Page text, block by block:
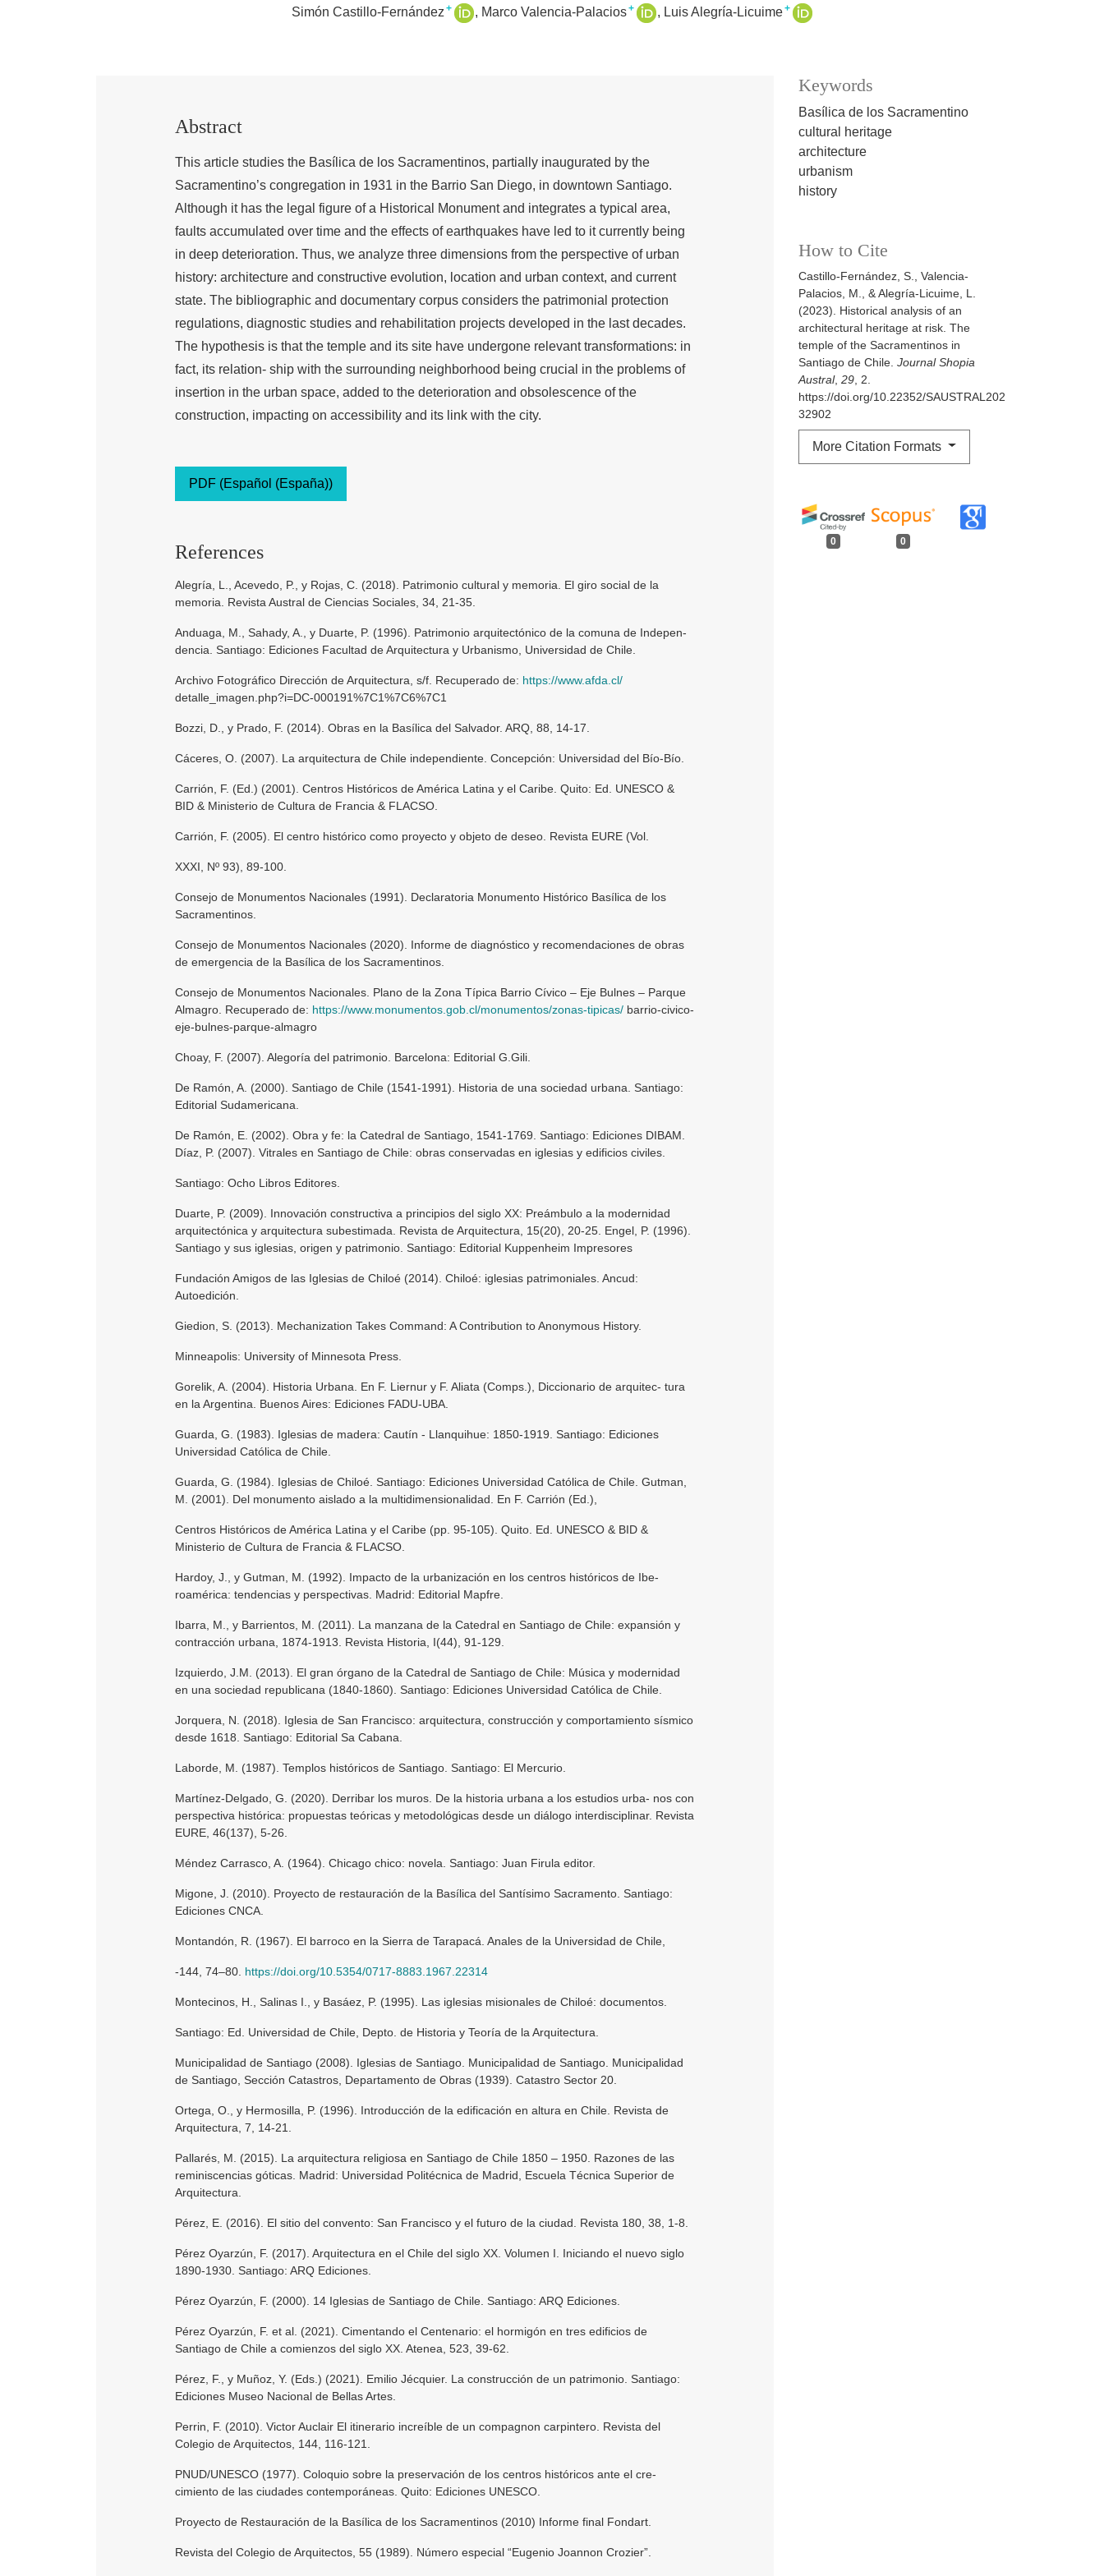
Simón Castillo-Fernández + Marco Valencia-Palacios+ Luis Alegría-Licuime+
Keywords
Basílica de los Sacramentino
cultural heritage
architecture
urbanism
history
How to Cite
Castillo-Fernández, S., Valencia-
Palacios, M., & Alegría-Licuime, L.
(2023). Historical analysis of an
architectural heritage at risk. The
temple of the Sacramentinos in
Santiago de Chile. Journal Shopia
Austral, 29 , 2.
https://doi.org/10.22352/SAUSTRAL202
32902
More Citation Formats
0 0
Abstract
This article studies the Basílica de los Sacramentinos, partially inaugurated by the
Sacramentino’s congregation in 1931 in the Barrio San Diego, in downtown Santiago.
Although it has the legal figure of a Historical Monument and integrates a typical area,
faults accumulated over time and the effects of earthquakes have led to it currently being
in deep deterioration. Thus, we analyze three dimensions from the perspective of urban
history: architecture and constructive evolution, location and urban context, and current
state. The bibliographic and documentary corpus considers the patrimonial protection
regulations, diagnostic studies and rehabilitation projects developed in the last decades.
The hypothesis is that the temple and its site have undergone relevant transformations: in
fact, its relation- ship with the surrounding neighborhood being crucial in the problems of
insertion in the urban space, added to the deterioration and obsolescence of the
construction, impacting on accessibility and its link with the city.
PDF (Español (España))
References
Alegría, L., Acevedo, P., y Rojas, C. (2018). Patrimonio cultural y memoria. El giro social de la
memoria. Revista Austral de Ciencias Sociales, 34, 21-35.
Anduaga, M., Sahady, A., y Duarte, P. (1996). Patrimonio arquitectónico de la comuna de Indepen-
dencia. Santiago: Ediciones Facultad de Arquitectura y Urbanismo, Universidad de Chile.
Archivo Fotográfico Dirección de Arquitectura, s/f. Recuperado de: https://www.afda.cl/
detalle_imagen.php?i=DC-000191%7C1%7C6%7C1
Bozzi, D., y Prado, F. (2014). Obras en la Basílica del Salvador. ARQ, 88, 14-17.
Cáceres, O. (2007). La arquitectura de Chile independiente. Concepción: Universidad del Bío-Bío.
Carrión, F. (Ed.) (2001). Centros Históricos de América Latina y el Caribe. Quito: Ed. UNESCO &
BID & Ministerio de Cultura de Francia & FLACSO.
Carrión, F. (2005). El centro histórico como proyecto y objeto de deseo. Revista EURE (Vol.
XXXI, Nº 93), 89-100.
Consejo de Monumentos Nacionales (1991). Declaratoria Monumento Histórico Basílica de los
Sacramentinos.
Consejo de Monumentos Nacionales (2020). Informe de diagnóstico y recomendaciones de obras
de emergencia de la Basílica de los Sacramentinos.
Consejo de Monumentos Nacionales. Plano de la Zona Típica Barrio Cívico – Eje Bulnes – Parque
Almagro. Recuperado de: https://www.monumentos.gob.cl/monumentos/zonas-tipicas/ barrio-civico-
eje-bulnes-parque-almagro
Choay, F. (2007). Alegoría del patrimonio. Barcelona: Editorial G.Gili.
De Ramón, A. (2000). Santiago de Chile (1541-1991). Historia de una sociedad urbana. Santiago:
Editorial Sudamericana.
De Ramón, E. (2002). Obra y fe: la Catedral de Santiago, 1541-1769. Santiago: Ediciones DIBAM.
Díaz, P. (2007). Vitrales en Santiago de Chile: obras conservadas en iglesias y edificios civiles.
Santiago: Ocho Libros Editores.
Duarte, P. (2009). Innovación constructiva a principios del siglo XX: Preámbulo a la modernidad
arquitectónica y arquitectura subestimada. Revista de Arquitectura, 15(20), 20-25. Engel, P. (1996).
Santiago y sus iglesias, origen y patrimonio. Santiago: Editorial Kuppenheim Impresores
Fundación Amigos de las Iglesias de Chiloé (2014). Chiloé: iglesias patrimoniales. Ancud:
Autoedición.
Giedion, S. (2013). Mechanization Takes Command: A Contribution to Anonymous History.
Minneapolis: University of Minnesota Press.
Gorelik, A. (2004). Historia Urbana. En F. Liernur y F. Aliata (Comps.), Diccionario de arquitec- tura
en la Argentina. Buenos Aires: Ediciones FADU-UBA.
Guarda, G. (1983). Iglesias de madera: Cautín - Llanquihue: 1850-1919. Santiago: Ediciones
Universidad Católica de Chile.
Guarda, G. (1984). Iglesias de Chiloé. Santiago: Ediciones Universidad Católica de Chile. Gutman,
M. (2001). Del monumento aislado a la multidimensionalidad. En F. Carrión (Ed.),
Centros Históricos de América Latina y el Caribe (pp. 95-105). Quito. Ed. UNESCO & BID &
Ministerio de Cultura de Francia & FLACSO.
Hardoy, J., y Gutman, M. (1992). Impacto de la urbanización en los centros históricos de Ibe-
roamérica: tendencias y perspectivas. Madrid: Editorial Mapfre.
Ibarra, M., y Barrientos, M. (2011). La manzana de la Catedral en Santiago de Chile: expansión y
contracción urbana, 1874-1913. Revista Historia, I(44), 91-129.
Izquierdo, J.M. (2013). El gran órgano de la Catedral de Santiago de Chile: Música y modernidad
en una sociedad republicana (1840-1860). Santiago: Ediciones Universidad Católica de Chile.
Jorquera, N. (2018). Iglesia de San Francisco: arquitectura, construcción y comportamiento sísmico
desde 1618. Santiago: Editorial Sa Cabana.
Laborde, M. (1987). Templos históricos de Santiago. Santiago: El Mercurio.
Martínez-Delgado, G. (2020). Derribar los muros. De la historia urbana a los estudios urba- nos con
perspectiva histórica: propuestas teóricas y metodológicas desde un diálogo interdisciplinar. Revista
EURE, 46(137), 5-26.
Méndez Carrasco, A. (1964). Chicago chico: novela. Santiago: Juan Firula editor.
Migone, J. (2010). Proyecto de restauración de la Basílica del Santísimo Sacramento. Santiago:
Ediciones CNCA.
Montandón, R. (1967). El barroco en la Sierra de Tarapacá. Anales de la Universidad de Chile,
-144, 74–80. https://doi.org/10.5354/0717-8883.1967.22314
Montecinos, H., Salinas I., y Basáez, P. (1995). Las iglesias misionales de Chiloé: documentos.
Santiago: Ed. Universidad de Chile, Depto. de Historia y Teoría de la Arquitectura.
Municipalidad de Santiago (2008). Iglesias de Santiago. Municipalidad de Santiago. Municipalidad
de Santiago, Sección Catastros, Departamento de Obras (1939). Catastro Sector 20.
Ortega, O., y Hermosilla, P. (1996). Introducción de la edificación en altura en Chile. Revista de
Arquitectura, 7, 14-21.
Pallarés, M. (2015). La arquitectura religiosa en Santiago de Chile 1850 – 1950. Razones de las
reminiscencias góticas. Madrid: Universidad Politécnica de Madrid, Escuela Técnica Superior de
Arquitectura.
Pérez, E. (2016). El sitio del convento: San Francisco y el futuro de la ciudad. Revista 180, 38, 1-8.
Pérez Oyarzún, F. (2017). Arquitectura en el Chile del siglo XX. Volumen I. Iniciando el nuevo siglo
1890-1930. Santiago: ARQ Ediciones.
Pérez Oyarzún, F. (2000). 14 Iglesias de Santiago de Chile. Santiago: ARQ Ediciones.
Pérez Oyarzún, F. et al. (2021). Cimentando el Centenario: el hormigón en tres edificios de
Santiago de Chile a comienzos del siglo XX. Atenea, 523, 39-62.
Pérez, F., y Muñoz, Y. (Eds.) (2021). Emilio Jécquier. La construcción de un patrimonio. Santiago:
Ediciones Museo Nacional de Bellas Artes.
Perrin, F. (2010). Victor Auclair El itinerario increíble de un compagnon carpintero. Revista del
Colegio de Arquitectos, 144, 116-121.
PNUD/UNESCO (1977). Coloquio sobre la preservación de los centros históricos ante el cre-
cimiento de las ciudades contemporáneas. Quito: Ediciones UNESCO.
Proyecto de Restauración de la Basílica de los Sacramentinos (2010) Informe final Fondart.
Revista del Colegio de Arquitectos, 55 (1989). Número especial “Eugenio Joannon Crozier”.